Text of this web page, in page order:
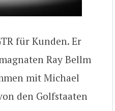
für Kunden. Er
Ray Bellm
mit Michael
den Golfstaaten